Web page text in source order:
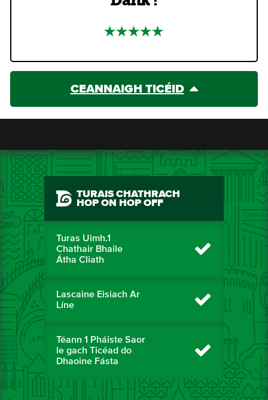
CEANNAIGH TICÉID
TURAIS CHATHRACH
HOP ON HOP OFF
Turas Uimh.1
Chathair Bhaile
Átha Cliath
Lascaine Eisiach Ar
Líne
Téann 1 Pháiste Saor
le gach Ticéad do
Dhaoine Fásta